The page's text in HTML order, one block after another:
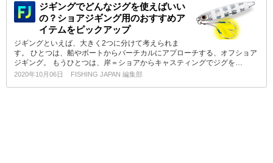
ジギングでどんなジグを使えばいい
の？ショアジギング用のおすすめア
イテムをピックアップ
ジギングといえば、大きく2つに分けて考えられま
す。 ひとつは、船やボートからバーチカルにアプローチする、オフショア
ジギング。 もうひとつは、岸＝ショアからキャスティングでジグを…
2020年10月06日 FISHING JAPAN 編集部